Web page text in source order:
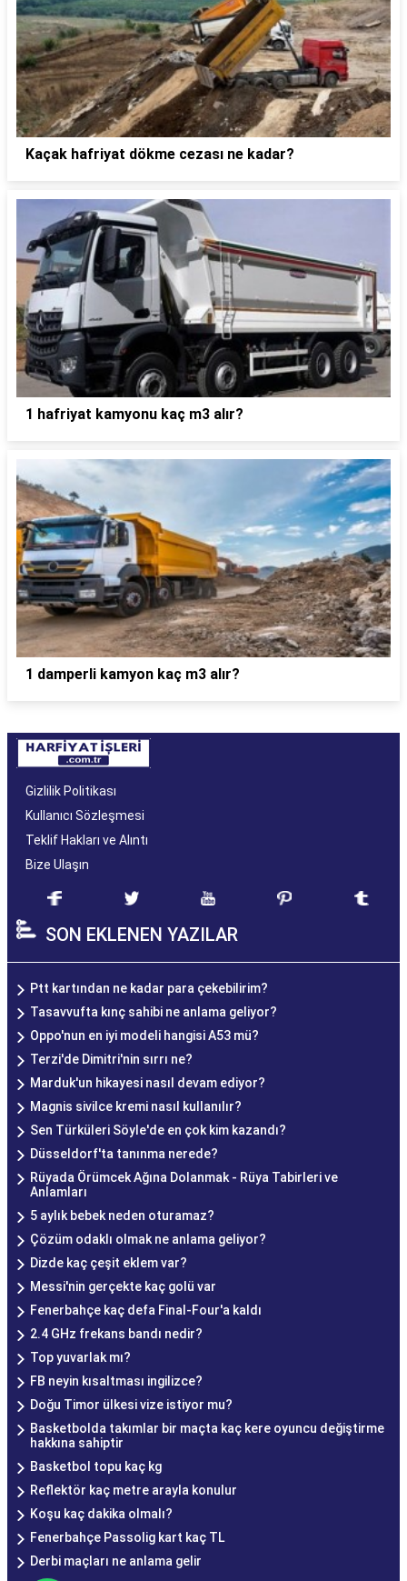
Kaçak hafriyat dökme cezası ne kadar?
1 hafriyat kamyonu kaç m3 alır?
1 damperli kamyon kaç m3 alır?
Gizlilik Politikası
Kullanıcı Sözleşmesi
Teklif Hakları ve Alıntı
Bize Ulaşın
SON EKLENEN YAZILAR
Ptt kartından ne kadar para çekebilirim?
Tasavvufta kınç sahibi ne anlama geliyor?
Oppo'nun en iyi modeli hangisi A53 mü?
Terzi'de Dimitri'nin sırrı ne?
Marduk'un hikayesi nasıl devam ediyor?
Magnis sivilce kremi nasıl kullanılır?
Sen Türküleri Söyle'de en çok kim kazandı?
Düsseldorf'ta tanınma nerede?
Rüyada Örümcek Ağına Dolanmak - Rüya Tabirleri ve
Anlamları
5 aylık bebek neden oturamaz?
Çözüm odaklı olmak ne anlama geliyor?
Dizde kaç çeşit eklem var?
Messi'nin gerçekte kaç golü var
Fenerbahçe kaç defa Final-Four'a kaldı
2.4 GHz frekans bandı nedir?
Top yuvarlak mı?
FB neyin kısaltması ingilizce?
Doğu Timor ülkesi vize istiyor mu?
Basketbolda takımlar bir maçta kaç kere oyuncu değiştirme
hakkına sahiptir
Basketbol topu kaç kg
Reflektör kaç metre arayla konulur
Koşu kaç dakika olmalı?
Fenerbahçe Passolig kart kaç TL
Derbi maçları ne anlama gelir